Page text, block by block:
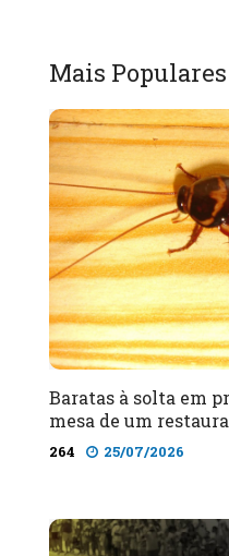
Mais Populares
Baratas à solta em
mesa de um
264 25/07/2026